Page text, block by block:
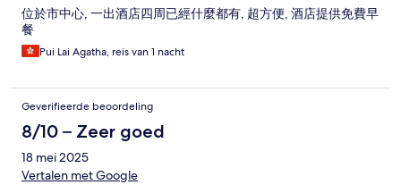
位於市中心, 一出酒店四周已經什麼都有, 超方便, 酒店提供免費早
餐
Pui Lai Agatha, reis van 1 nacht
Geverifieerde beoordeling
8/10 – Zeer goed
18 mei 2025
Vertalen met Google